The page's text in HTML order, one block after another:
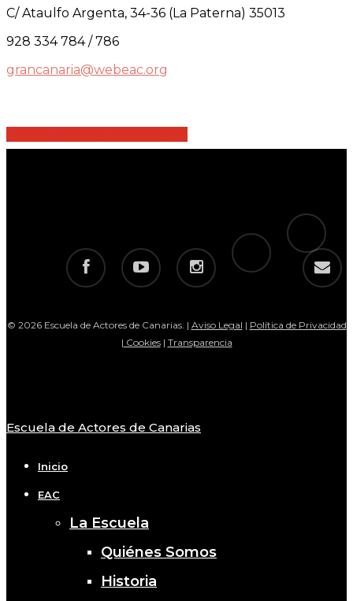
C/ Ataulfo Argenta, 34-36 (La Paterna) 35013
928 334 784 / 786
grancanaria@webeac.org
facebook youtube instagram
telegram
tiktok
email
© 2026 Escuela de Actores de Canarias. | Aviso Legal | Política de Privacidad
| Cookies| Transparencia
Close
Escuela de Actores de Canarias
Inicio
EAC
La Escuela
Quiénes Somos
Historia